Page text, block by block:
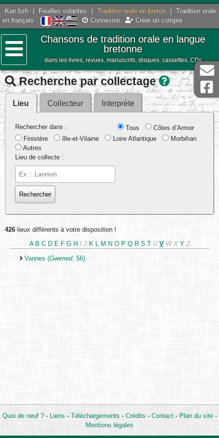
Kan.bzh Feuilles volantes Tradition orale en breton
Tradition orale
en français
Connexion Créer un compte
Menu
Chansons de tradition orale en langue
bretonne
dans les livres, revues, manuscrits, disques, cassettes, CDs
Recherche par collectage
Lieu Collecteur Interprète
Rechercher dans : Tous
Côtes d’Armor
Finistère
Ille-et-Vilaine Loire Atlantique
Morbihan
Autres
Lieu de collecte :
426 lieux différents à votre disposition !
A B C D E F G H I J K L M N O P Q R S T U V W X Y Z
Vannes (Gwened, 56)
Quoi de neuf ?- Liens - Téléchargements - Crédits - Contact- Plan du site-
Mentions légales